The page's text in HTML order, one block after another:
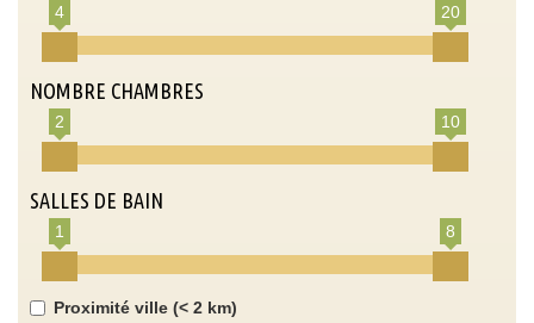
4 20
NOMBRE CHAMBRES
2 10
SALLES DE BAIN
1 8
Proximité ville (< 2 km)